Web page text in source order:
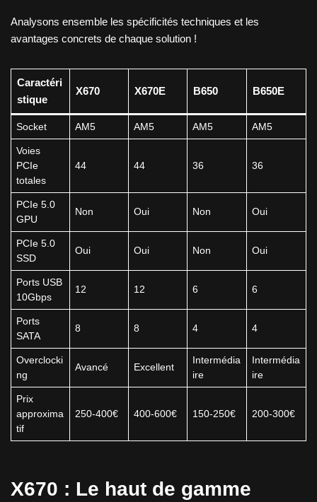
Analysons ensemble les spécificités techniques et les
avantages concrets de chaque solution !
Caractéri
stique
X670 X670E B650 B650E
Socket AM5 AM5 AM5 AM5
Voies
PCIe
totales
44 44 36 36
PCIe 5.0
GPU
Non Oui Non Oui
PCIe 5.0
SSD
Oui Oui Non Oui
Ports USB
10Gbps
12 12 6 6
Ports
SATA
8 8 4 4
Overclocki
ng
Avancé Excellent
Intermédia
ire
Intermédia
ire
Prix
approxima
tif
250-400€ 400-600€ 150-250€ 200-300€
X670 : Le haut de gamme